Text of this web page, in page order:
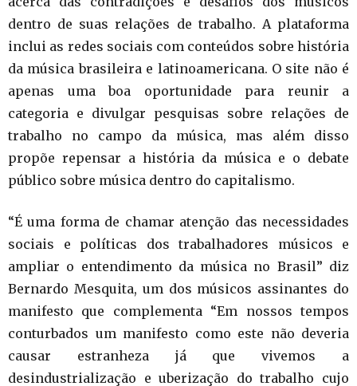
dentro de suas relações de trabalho. A plataforma
inclui as redes sociais com conteúdos sobre história
da música brasileira e latinoamericana. O site não é
apenas uma boa oportunidade para reunir a
categoria e divulgar pesquisas sobre relações de
trabalho no campo da música, mas além disso
propõe repensar a história da música e o debate
público sobre música dentro do capitalismo.
“É uma forma de chamar atenção das necessidades
sociais e políticas dos trabalhadores músicos e
ampliar o entendimento da música no Brasil” diz
Bernardo Mesquita, um dos músicos assinantes do
manifesto que complementa “Em nossos tempos
conturbados um manifesto como este não deveria
causar estranheza já que vivemos a
desindustrialização e uberização do trabalho cujo